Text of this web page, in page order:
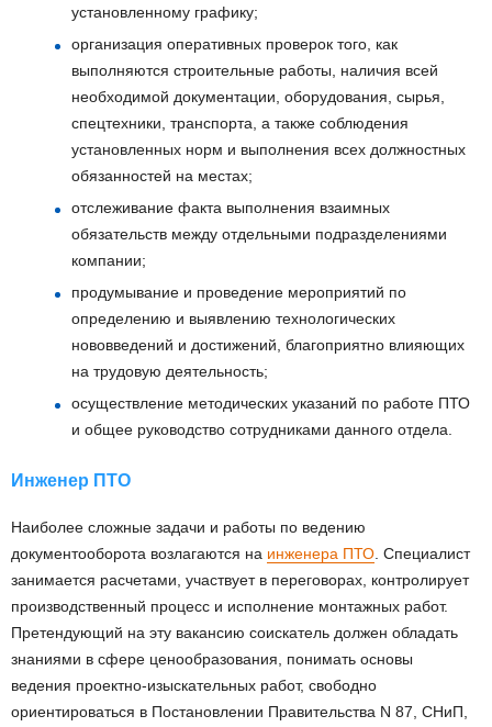
установленному графику;
организация оперативных проверок того, как
выполняются строительные работы, наличия всей
необходимой документации, оборудования, сырья,
спецтехники, транспорта, а также соблюдения
установленных норм и выполнения всех должностных
обязанностей на местах;
отслеживание факта выполнения взаимных
обязательств между отдельными подразделениями
компании;
продумывание и проведение мероприятий по
определению и выявлению технологических
нововведений и достижений, благоприятно влияющих
на трудовую деятельность;
осуществление методических указаний по работе ПТО
и общее руководство сотрудниками данного отдела.
Инженер ПТО
Наиболее сложные задачи и работы по ведению
документооборота возлагаются на инженера ПТО . Специалист
занимается расчетами, участвует в переговорах, контролирует
производственный процесс и исполнение монтажных работ.
Претендующий на эту вакансию соискатель должен обладать
знаниями в сфере ценообразования, понимать основы
ведения проектно-изыскательных работ, свободно
ориентироваться в Постановлении Правительства N 87, СНиП,